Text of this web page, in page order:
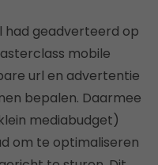
had geadverteerd op
mobile
url en advertentie
bepalen. Daarmee
mediabudget)
om te optimaliseren